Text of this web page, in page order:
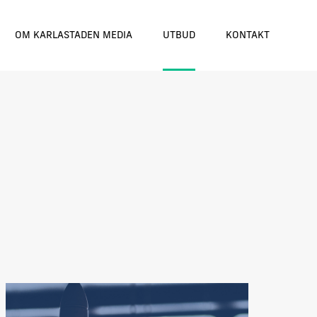
OM KARLASTADEN MEDIA UTBUD KONTAKT